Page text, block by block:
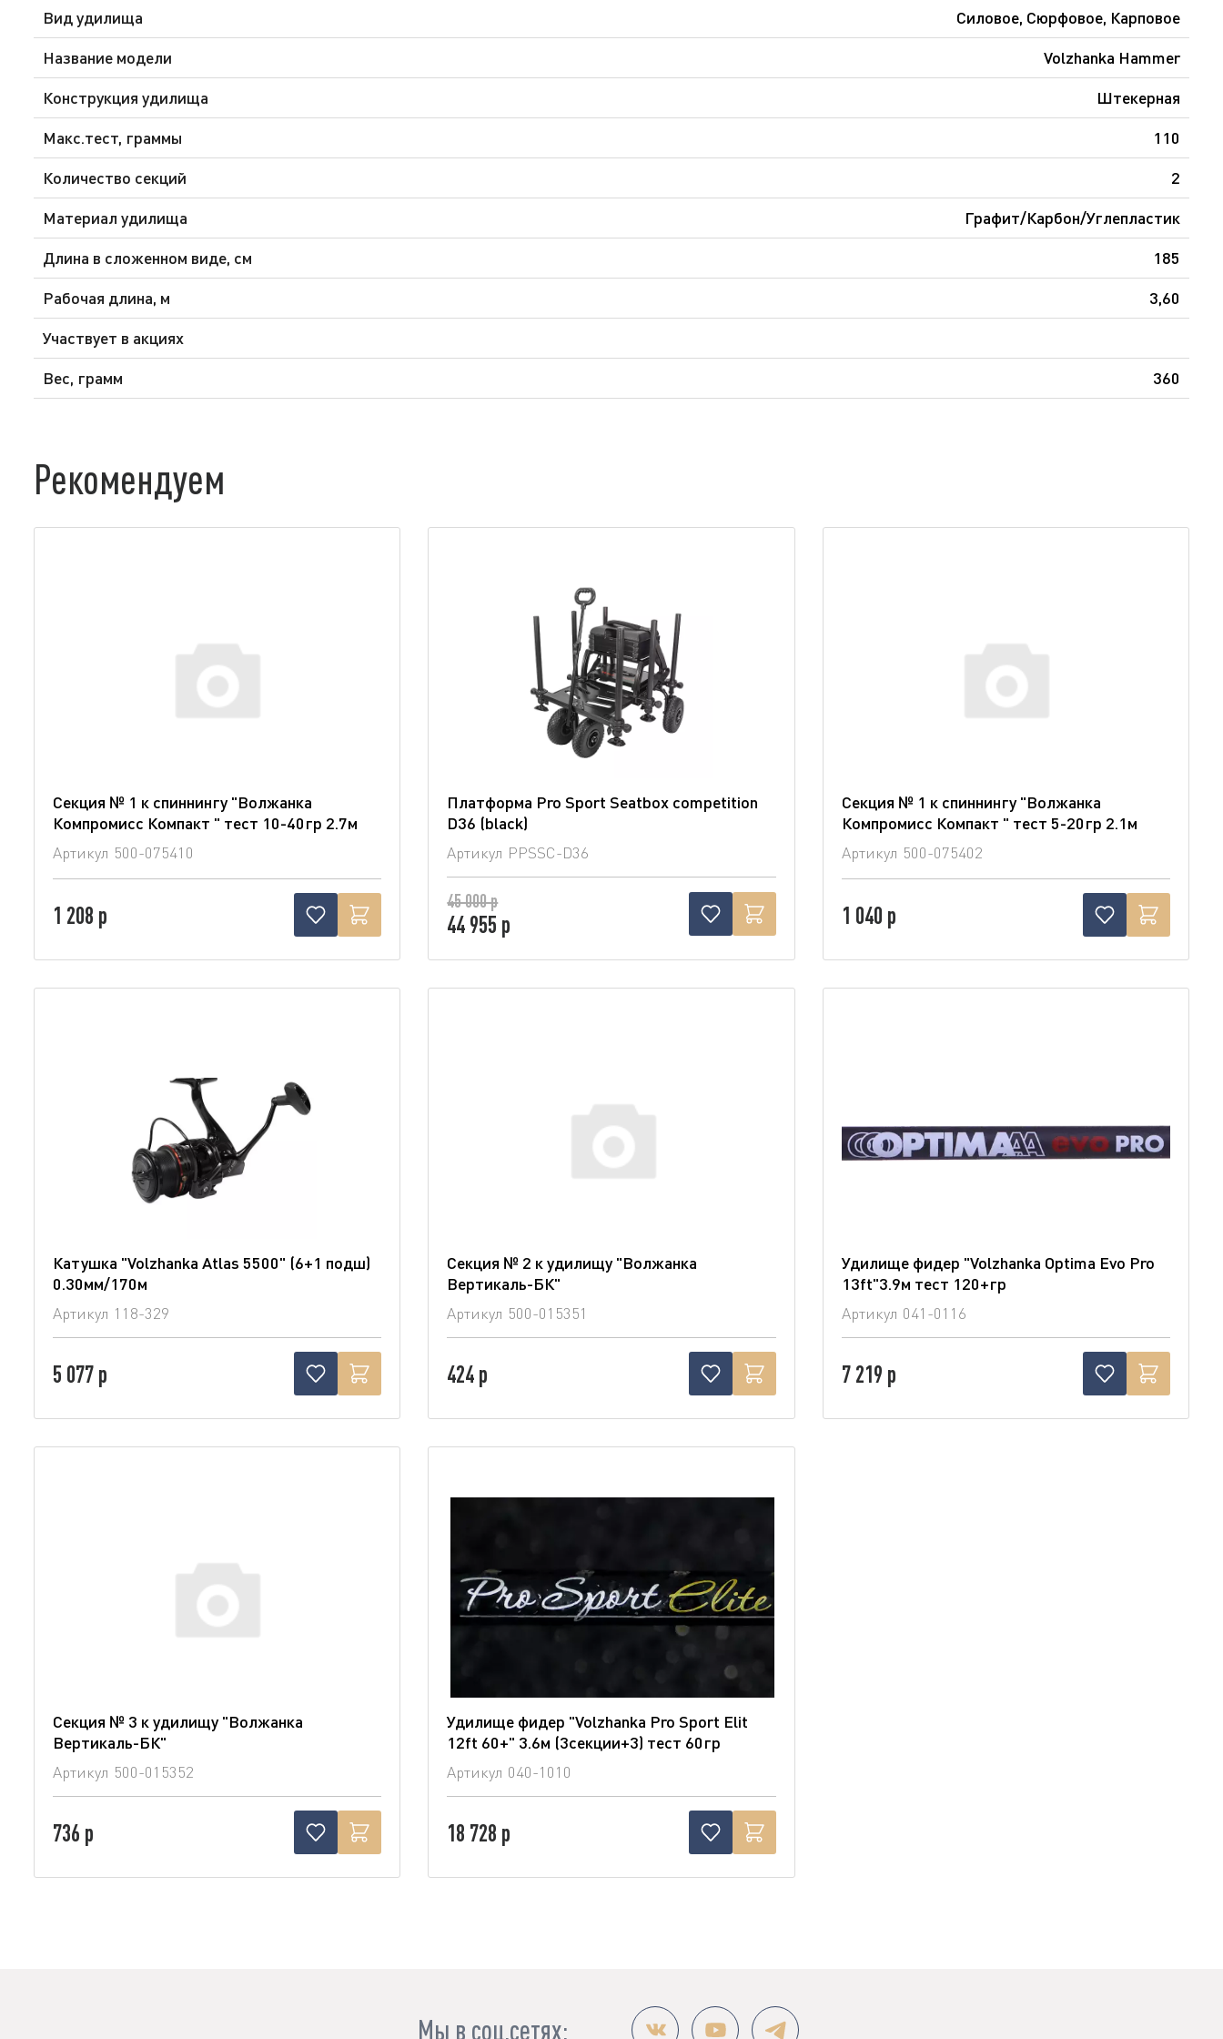
Вид удилища
Силовое, Сюрфовое, Карповое
Название модели
Volzhanka Hammer
Конструкция удилища
Штекерная
Макс.тест, граммы
110
Количество секций
2
Материал удилища
Графит/Карбон/Углепластик
Длина в сложенном виде, см
185
Рабочая длина, м
3,60
Участвует в акциях
Вес, грамм
360
Рекомендуем
Секция № 1 к спиннингу "Волжанка
Компромисс Компакт " тест 10-40гр 2.7м
Артикул 500-075410
1 208 р
Платформа Pro Sport Seatbox competition
D36 (blaсk)
Артикул PPSSC-D36
45 000 р
44 955 р
Секция № 1 к спиннингу "Волжанка
Компромисс Компакт " тест 5-20гр 2.1м
Артикул 500-075402
1 040 р
Катушка "Volzhanka Atlas 5500" (6+1 подш)
0.30мм/170м
Артикул 118-329
5 077 р
Секция № 2 к удилищу "Волжанка
Вертикаль-БК"
Артикул 500-015351
424 р
Удилище фидер "Volzhanka Optima Evo Pro
13ft"3.9м тест 120+гр
Артикул 041-0116
7 219 р
Секция № 3 к удилищу "Волжанка
Вертикаль-БК"
Артикул 500-015352
736 р
Удилище фидер "Volzhanka Pro Sport Elit
12ft 60+" 3.6м (3секции+3) тест 60гр
Артикул 040-1010
18 728 р
Мы в соц.сетях: